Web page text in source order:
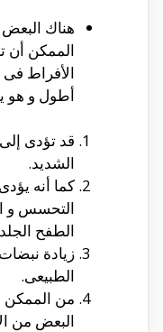
هناك
الممكن أن
الأفراط فى
أطول و هو
قد تؤدى
الشديد.
كما أنه
التحسس و
الطفح
زيادة
الطبيعى.
من
البعض من